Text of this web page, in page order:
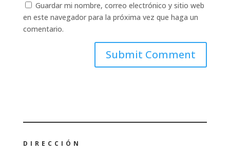
Guardar mi nombre, correo electrónico y sitio web
en este navegador para la próxima vez que haga un
comentario.
DIRECCIÓN